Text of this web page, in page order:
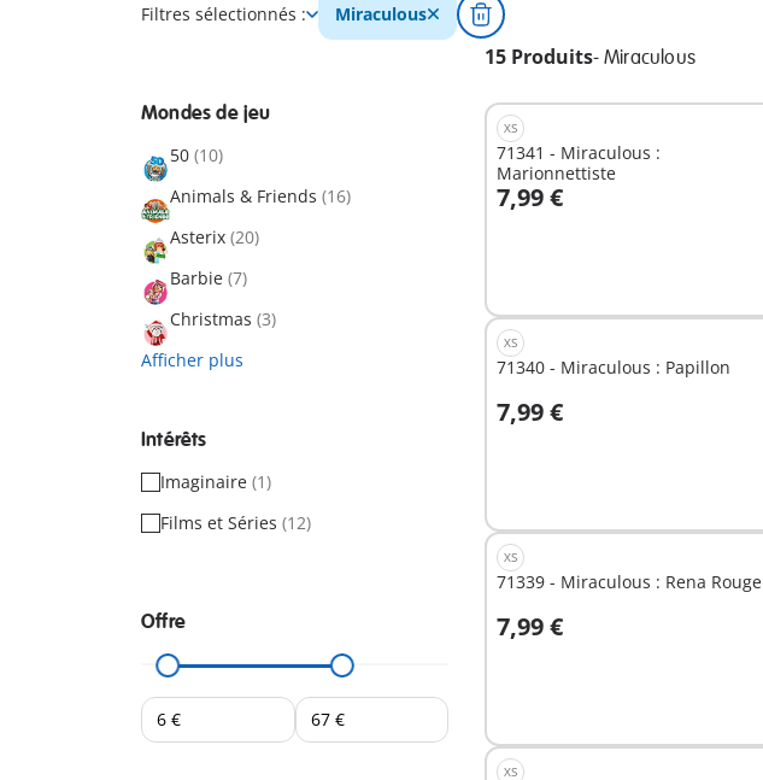
Filtres sélectionnés : Miraculous
15 Produits- Miraculous
Mondes de jeu
50 (10)
Animals & Friends (16)
Asterix (20)
Barbie (7)
Christmas (3)
Afficher plus
Intérêts
Imaginaire (1)
Films et Séries (12)
Offre
XS
71341 - Miraculous :
Marionnettiste
7,99 €
Au panier
XS
71340 - Miraculous : Papillon
7,99 €
Au panier
XS
71339 - Miraculous : Rena Rouge
7,99 €
Au panier
XS